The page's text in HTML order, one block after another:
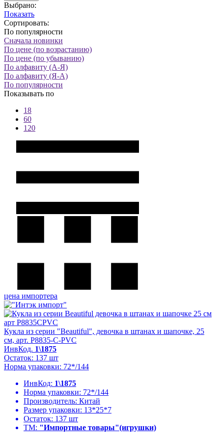
Выбрано:
Показать
Сортировать:
По популярности
Сначала новинки
По цене (по возрастанию)
По цене (по убыванию)
По алфавиту (А-Я)
По алфавиту (Я-А)
По популярности
Показывать по
18
60
120
цена импортера
Кукла из серии "Beautiful", девочка в штанах и шапочке, 25
см, арт. P8835-C-PVC
ИнвКод. 1\1875
Остаток: 137 шт
Норма упаковки: 72*/144
ИнвКод: 1\1875
Норма упаковки: 72*/144
Производитель: Китай
Размер упаковки: 13*25*7
Остаток: 137 шт
ТМ: "Импортные товары"(игрушки)